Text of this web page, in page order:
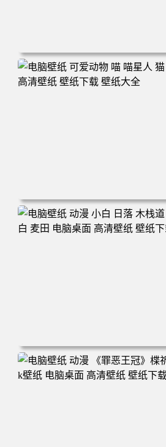
电脑壁纸 动漫 冬季 公交车 朱迪狐尼
160 电脑桌面 高清壁纸 壁纸下载 壁纸
电脑壁纸 可爱动物 喵 喵星人 猫 猫
纸 壁纸下载 壁纸大全
电脑壁纸 动漫 小白 日落 木栈道 田野
电脑桌面 高清壁纸 壁纸下载 壁纸大